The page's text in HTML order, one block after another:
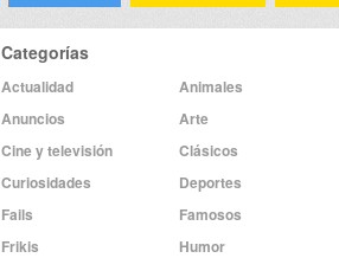
Categorías
Actualidad
Animales
Anuncios
Arte
Cine y televisión
Clásicos
Curiosidades
Deportes
Fails
Famosos
Frikis
Humor